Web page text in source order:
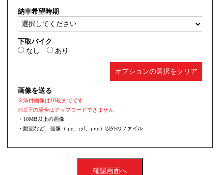
納車希望時期
下取バイク
なし
あり
オプションの選択をクリア
画像を送る
※添付画像は10枚までです
※以下の場合はアップロードできません
・10MB以上の画像
・動画など、画像（jpg、gif、png）以外のファイル
確認画面へ